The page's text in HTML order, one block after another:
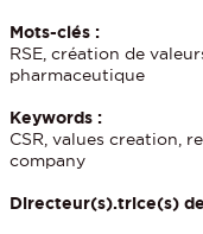
Mots-clés :
RSE, création de
pharmaceutique
Keywords :
CSR, values creation,
company
Directeur(s).trice(s)